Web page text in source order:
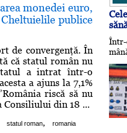
monedei euro,
publice
de convergenţă. În
că statul român nu
a intrat într-o
a ajuns la 7,1%
riscă să nu
Consiliului din 18 ...
statul roman, romania
Într-